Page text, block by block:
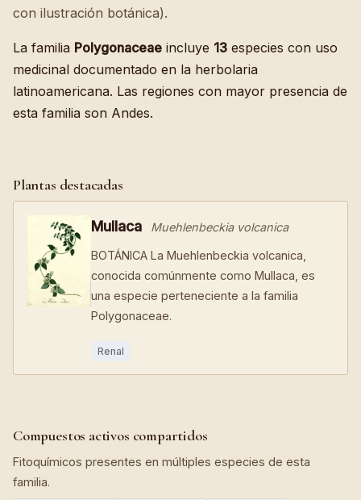
con ilustración botánica).
La familia Polygonaceae incluye 13 especies con uso
medicinal documentado en la herbolaria
latinoamericana. Las regiones con mayor presencia de
esta familia son Andes.
Plantas destacadas
Mullaca Muehlenbeckia volcanica
BOTÁNICA La Muehlenbeckia volcanica,
conocida comúnmente como Mullaca, es
una especie perteneciente a la familia
Polygonaceae.
Renal
Compuestos activos compartidos
Fitoquímicos presentes en múltiples especies de esta
familia.